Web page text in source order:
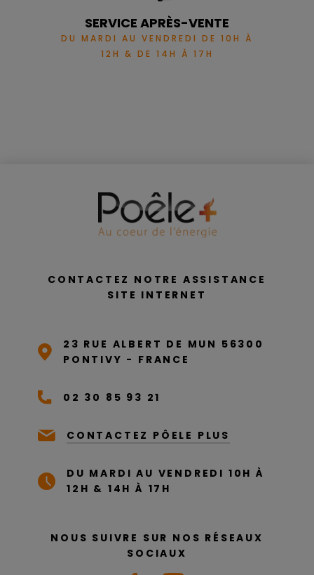
SERVICE APRÈS-VENTE
DU MARDI AU VENDREDI DE 10H À
12H & DE 14H À 17H
CONTACTEZ NOTRE ASSISTANCE
SITE INTERNET
23 RUE ALBERT DE MUN 56300
PONTIVY - FRANCE
02 30 85 93 21
CONTACTEZ PÔELE PLUS
DU MARDI AU VENDREDI 10H À
12H & 14H À 17H
NOUS SUIVRE SUR NOS RÉSEAUX
SOCIAUX